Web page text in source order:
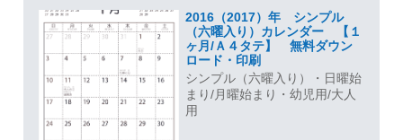
2016（2017）年 シンプル
（六曜入り）カレンダー 【１
ヶ月/Ａ４タテ】 無料ダウン
ロード・印刷
シンプル（六曜入り）・日曜始
まり/月曜始まり・幼児用/大人
用